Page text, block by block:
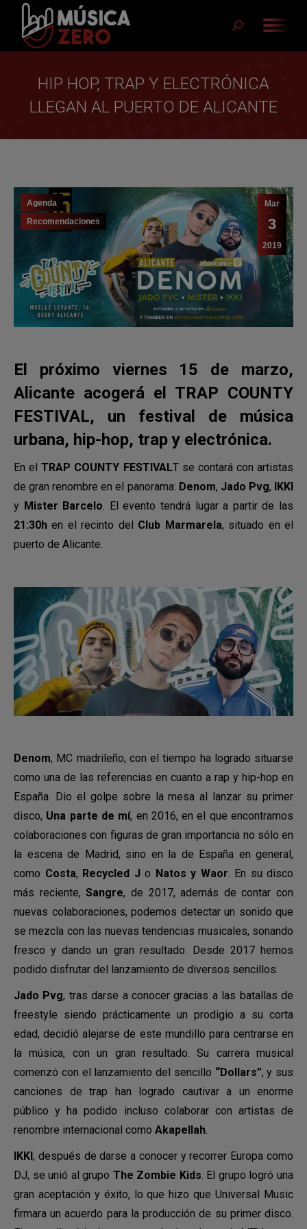
Buscar:
HIP HOP, TRAP Y ELECTRÓNICA
LLEGAN AL PUERTO DE ALICANTE
Mar
3
2019
Agenda
Recomendaciones
El próximo viernes 15 de marzo,
Alicante acogerá el TRAP COUNTY
FESTIVAL, un festival de música
urbana, hip-hop, trap y electrónica.
En elTRAP COUNTY FESTIVALT se contará con artistas
de gran renombre en el panorama: Denom, Jado Pvg, IKKI
y Mister Barcelo. El evento tendrá lugar a partir de las
21:30h en el recinto del Club Marmarela, situado en el
puerto de Alicante.
Denom, MC madrileño, con el tiempo ha logrado situarse
como una de las referencias en cuanto a rap y hip-hop en
España. Dio el golpe sobre la mesa al lanzar su primer
disco, Una parte de mí, en 2016, en el que encontramos
colaboraciones con figuras de gran importancia no sólo en
la escena de Madrid, sino en la de España en general,
como Costa, Recycled Jo Natos y Waor . En su disco
más reciente,Sangre, de 2017, además de contar con
nuevas colaboraciones, podemos detectar un sonido que
se mezcla con las nuevas tendencias musicales, sonando
fresco y dando un gran resultado. Desde 2017 hemos
podido disfrutar del lanzamiento de diversos sencillos.
Jado Pvg, tras darse a conocer gracias a las batallas de
freestyle siendo prácticamente un prodigio a su corta
edad, decidió alejarse de este mundillo para centrarse en
la música, con un gran resultado. Su carrera musical
comenzó con el lanzamiento del sencillo “Dollars”, y sus
canciones de trap han logrado cautivar a un enorme
público y ha podido incluso colaborar con artistas de
renombre internacional como Akapellah
IKKI, después de darse a conocer y recorrer Europa como
DJ, se unió al grupo The Zombie Kids . El grupo logró una
gran aceptación y éxito, lo que hizo que Universal Music
firmara un acuerdo para la producción de su primer disco.